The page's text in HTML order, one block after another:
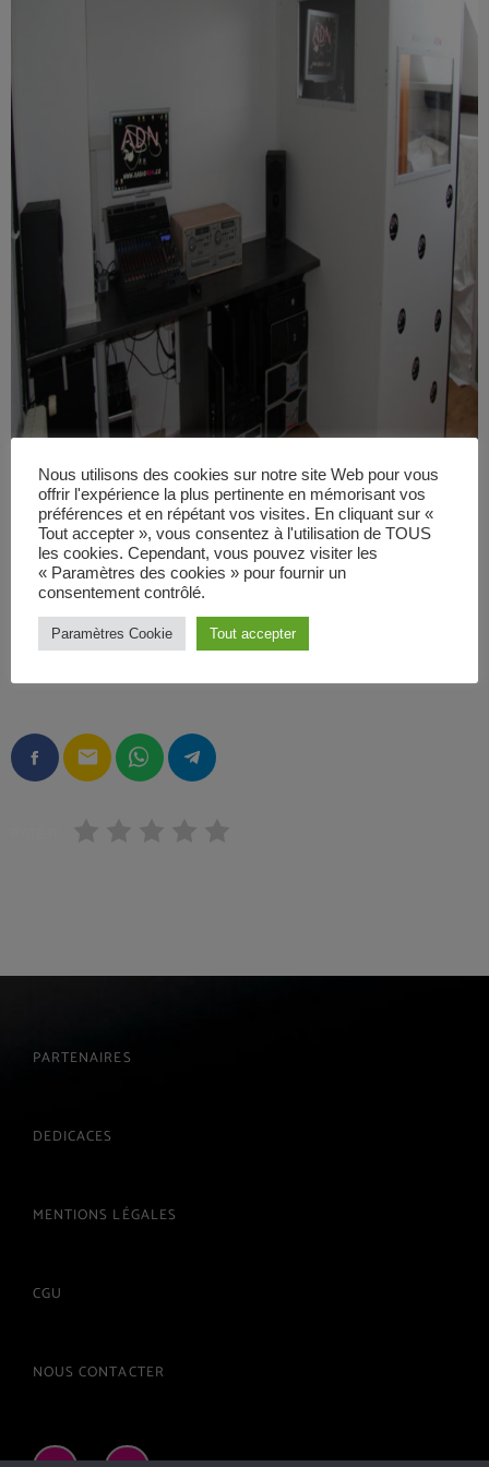
ÉCRIT PAR:
email
PARTENAIRES
DEDICACES
MENTIONS LÉGALES
CGU
NOUS CONTACTER
Nous utilisons des cookies sur notre site Web pour vous
offrir l'expérience la plus pertinente en mémorisant vos
préférences et en répétant vos visites. En cliquant sur «
Tout accepter », vous consentez à l'utilisation de TOUS
les cookies. Cependant, vous pouvez visiter les
« Paramètres des cookies » pour fournir un
consentement contrôlé.
Paramètres Cookie Tout accepter